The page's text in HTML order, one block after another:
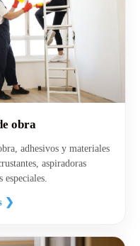
obra
adhesivos y materiales
aspiradoras
especiales.
❯